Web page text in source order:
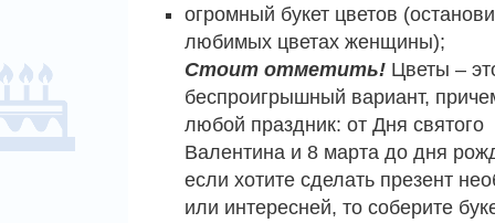
огромный букет цветов
любимых цветах женщины);
Стоит отметить! Цветы –
беспроигрышный вариант,
любой праздник: от Дня святого
Валентина и 8 марта до дня
если хотите сделать презент
или интересней, то соберите